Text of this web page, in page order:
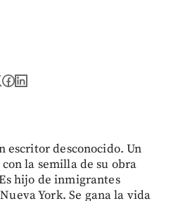
escritor desconocido. Un
la semilla de su obra
hijo de inmigrantes
York. Se gana la vida